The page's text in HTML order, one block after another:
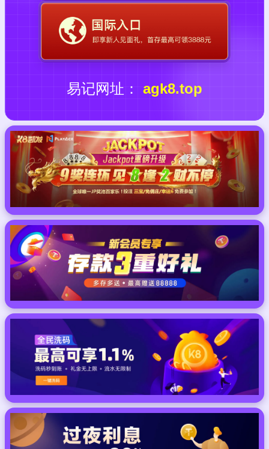
易记网址： agk8.top